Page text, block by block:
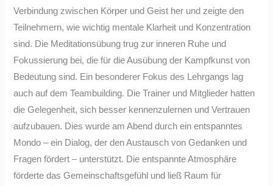
Verbindung zwischen Körper und Geist her und zeigte den
Teilnehmern, wie wichtig mentale Klarheit und Konzentration
sind. Die Meditationsübung trug zur inneren Ruhe und
Fokussierung bei, die für die Ausübung der Kampfkunst von
Bedeutung sind. Ein besonderer Fokus des Lehrgangs lag
auch auf dem Teambuilding. Die Trainer und Mitglieder hatten
die Gelegenheit, sich besser kennenzulernen und Vertrauen
aufzubauen. Dies wurde am Abend durch ein entspanntes
Mondo – ein Dialog, der den Austausch von Gedanken und
Fragen fördert – unterstützt. Die entspannte Atmosphäre
förderte das Gemeinschaftsgefühl und ließ Raum für